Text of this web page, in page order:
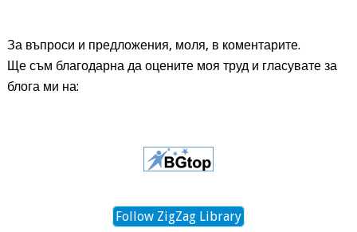
За въпроси и предложения, моля, в коментарите.
Ще съм благодарна да оцените моя труд и гласувате за
блога ми на:
Follow ZigZag Library